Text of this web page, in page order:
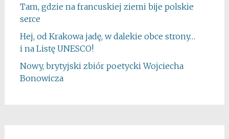
Tam, gdzie na francuskiej ziemi bije polskie
serce
Hej, od Krakowa jadę, w dalekie obce strony…
i na Listę UNESCO!
Nowy, brytyjski zbiór poetycki Wojciecha
Bonowicza